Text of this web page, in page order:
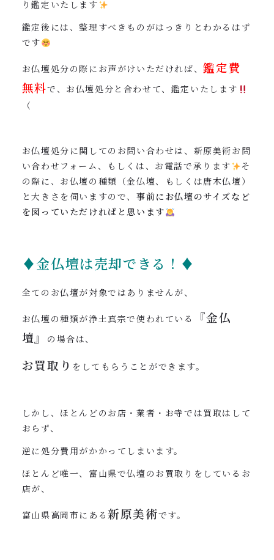
り鑑定いたします
鑑定後には、整理すべきものがはっきりとわかるはず
です
お仏壇処分の際にお声がけいただければ、鑑定費
無料で、お仏壇処分と合わせて、鑑定いたします
（
お仏壇処分に関してのお問い合わせは、新原美術お問
い合わせフォーム、もしくは、お電話で承ります
そ
の際に、お仏壇の種類（金仏壇、もしくは唐木仏壇）
と大きさを伺いますので、事前にお仏壇のサイズなど
を図っていただければと思います
♦金仏壇は売却できる！♦
全てのお仏壇が対象ではありませんが、
お仏壇の種類が浄土真宗で使われている
『金仏
壇』
の場合は、
お買取り をしてもらうことができます。
しかし、ほとんどのお店・業者・お寺では買取はして
おらず、
逆に処分費用がかかってしまいます。
ほとんど唯一、富山県で仏壇のお買取りをしているお
店が、
富山県高岡市にある新原美術です。